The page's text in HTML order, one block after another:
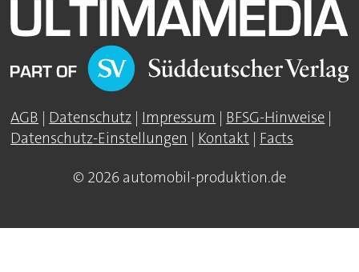
AGB | Datenschutz | Impressum | BFSG-Hinweise |
Datenschutz-Einstellungen | Kontakt | Facts
© 2026 automobil-produktion.de